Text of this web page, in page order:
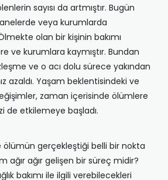
sayısı da artmıştır. Bugün
veya kurumlarda
olan bir kişinin bakımı
ve kurumlara kaymıştır. Bundan
ve o acı dolu sürece yakından
azaldı. Yaşam beklentisindeki ve
zaman içerisinde ölümlere
de etkilemeye başladı.
ölümün gerçekleştiği belli bir nokta
ağır ağır gelişen bir süreç midir?
bakımı ile ilgili verebilecekleri